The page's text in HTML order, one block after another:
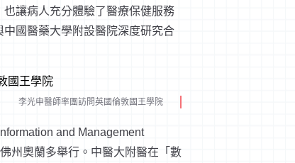
讓病人充分體驗了醫療保健服務
國醫藥大學附設醫院深度研究合
李光申醫師率團訪問英國倫敦國王學院
and Management
州奧蘭多舉行。中醫大附醫在「數